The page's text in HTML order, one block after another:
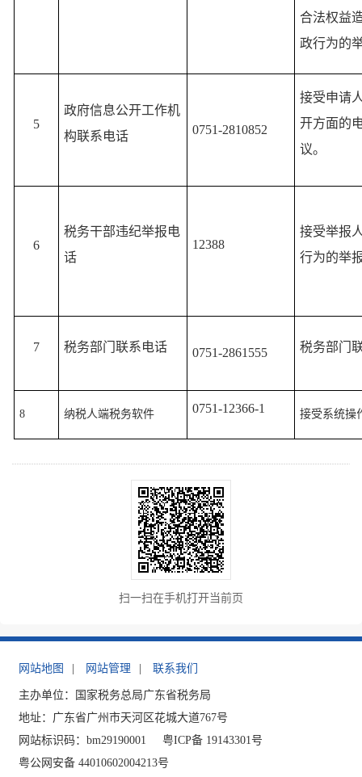
合法权益
政行为的
5
政府信息公开工作机
构联系电话
0751-2810852
接受申请
开方面的
议。
6
税务干部违纪举报电
话
12388
接受举报
行为的举
7 税务部门联系电话 0751-2861555 税务部门
8 纳税人端税务软件 0751-12366-1 接受系统操
扫一扫在手机打开当前页
网站地图 网站管理 联系我们
主办单位：国家税务总局广东省税务局
地址：广东省广州市天河区花城大道767号
网站标识码：bm29190001
粤ICP备 19143301号
粤公网安备 44010602004213号